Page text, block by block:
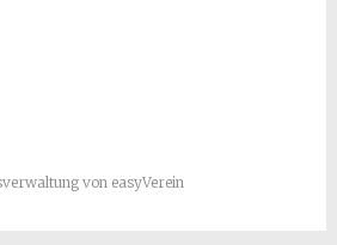
von easyVerein